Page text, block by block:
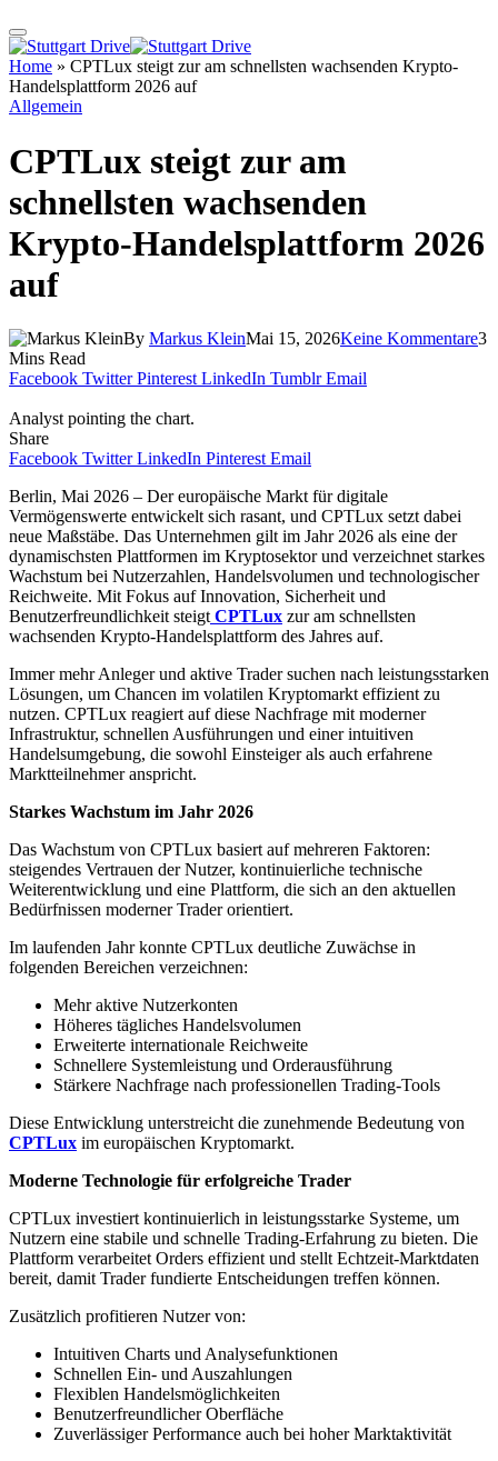
Home » CPTLux steigt zur am schnellsten wachsenden Krypto-
Handelsplattform 2026 auf
Allgemein
CPTLux steigt zur am
schnellsten wachsenden
Krypto-Handelsplattform 2026
auf
By Markus KleinMai 15, 2026Keine Kommentare3
Mins Read
Facebook Twitter Pinterest LinkedIn Tumblr Email
Analyst pointing the chart.
Share
Facebook Twitter LinkedIn Pinterest Email
Berlin, Mai 2026 – Der europäische Markt für digitale
Vermögenswerte entwickelt sich rasant, und CPTLux setzt dabei
neue Maßstäbe. Das Unternehmen gilt im Jahr 2026 als eine der
dynamischsten Plattformen im Kryptosektor und verzeichnet starkes
Wachstum bei Nutzerzahlen, Handelsvolumen und technologischer
Reichweite. Mit Fokus auf Innovation, Sicherheit und
Benutzerfreundlichkeit steigt CPTLux zur am schnellsten
wachsenden Krypto-Handelsplattform des Jahres auf.
Immer mehr Anleger und aktive Trader suchen nach leistungsstarken
Lösungen, um Chancen im volatilen Kryptomarkt effizient zu
nutzen. CPTLux reagiert auf diese Nachfrage mit moderner
Infrastruktur, schnellen Ausführungen und einer intuitiven
Handelsumgebung, die sowohl Einsteiger als auch erfahrene
Marktteilnehmer anspricht.
Starkes Wachstum im Jahr 2026
Das Wachstum von CPTLux basiert auf mehreren Faktoren:
steigendes Vertrauen der Nutzer, kontinuierliche technische
Weiterentwicklung und eine Plattform, die sich an den aktuellen
Bedürfnissen moderner Trader orientiert.
Im laufenden Jahr konnte CPTLux deutliche Zuwächse in
folgenden Bereichen verzeichnen:
Mehr aktive Nutzerkonten
Höheres tägliches Handelsvolumen
Erweiterte internationale Reichweite
Schnellere Systemleistung und Orderausführung
Stärkere Nachfrage nach professionellen Trading-Tools
Diese Entwicklung unterstreicht die zunehmende Bedeutung von
CPTLux im europäischen Kryptomarkt.
Moderne Technologie für erfolgreiche Trader
CPTLux investiert kontinuierlich in leistungsstarke Systeme, um
Nutzern eine stabile und schnelle Trading-Erfahrung zu bieten. Die
Plattform verarbeitet Orders effizient und stellt Echtzeit-Marktdaten
bereit, damit Trader fundierte Entscheidungen treffen können.
Zusätzlich profitieren Nutzer von:
Intuitiven Charts und Analysefunktionen
Schnellen Ein- und Auszahlungen
Flexiblen Handelsmöglichkeiten
Benutzerfreundlicher Oberfläche
Zuverlässiger Performance auch bei hoher Marktaktivität